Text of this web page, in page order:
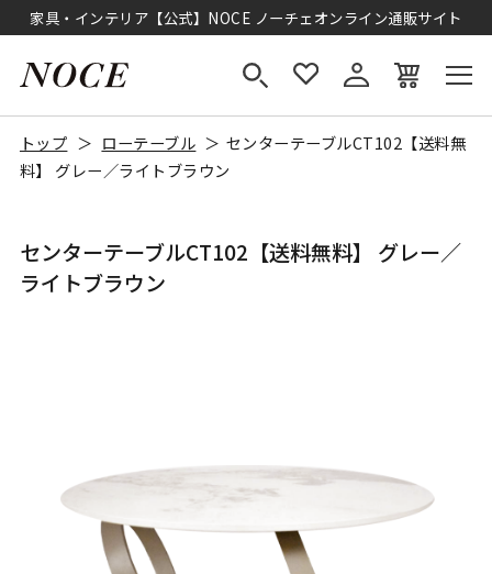
家具・インテリア【公式】NOCE ノーチェオンライン通販サイト
トップ ローテーブル
センターテーブルCT102【送料無
料】 グレー／ライトブラウン
センターテーブルCT102【送料無料】 グレー／
ライトブラウン